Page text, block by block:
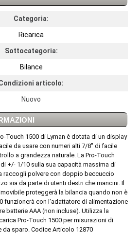
Categoria:
Ricarica
Sottocategoria:
Bilance
articolo:
Nuovo
Touch 1500 di Lyman è dotata di un display
da usare con numeri alti 7/8" di facile
a grandezza naturale. La Pro-Touch
+/- 1/10 sulla sua capacità massima di
raccogli polvere con doppio beccuccio
sia da parte di utenti destri che mancini. Il
proteggerà la bilancia quando non è
funzionerà con l'adattatore di alimentazione
batterie AAA (non incluse). Utilizza la
Pro-Touch 1500 per misurazioni di
da sparo. Codice Articolo 12870